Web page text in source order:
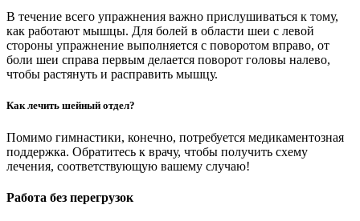
В течение всего упражнения важно прислушиваться к тому,
как работают мышцы. Для болей в области шеи с левой
стороны упражнение выполняется с поворотом вправо, от
боли шеи справа первым делается поворот головы налево,
чтобы растянуть и расправить мышцу.
Как лечить шейный отдел?
Помимо гимнастики, конечно, потребуется медикаментозная
поддержка. Обратитесь к врачу, чтобы получить схему
лечения, соответствующую вашему случаю!
Работа без перегрузок